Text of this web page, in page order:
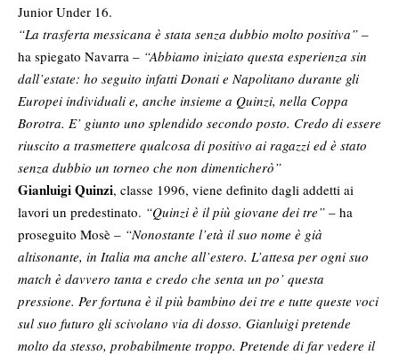
Junior Under 16.
“La trasferta messicana è stata senza dubbio molto positiva” –
ha spiegato Navarra – “Abbiamo iniziato questa esperienza sin
dall’estate: ho seguito infatti Donati e Napolitano durante gli
Europei individuali e, anche insieme a Quinzi, nella Coppa
Borotra. E’ giunto uno splendido secondo posto. Credo di essere
riuscito a trasmettere qualcosa di positivo ai ragazzi ed è stato
senza dubbio un torneo che non dimenticherò”
Gianluigi Quinzi, classe 1996, viene definito dagli addetti ai
lavori un predestinato. “Quinzi è il più giovane dei tre” – ha
proseguito Mosè – “Nonostante l’età il suo nome è già
altisonante, in Italia ma anche all’estero. L’attesa per ogni suo
match è davvero tanta e credo che senta un po’ questa
pressione. Per fortuna è il più bambino dei tre e tutte queste voci
sul suo futuro gli scivolano via di dosso. Gianluigi pretende
molto da stesso, probabilmente troppo. Pretende di far vedere il